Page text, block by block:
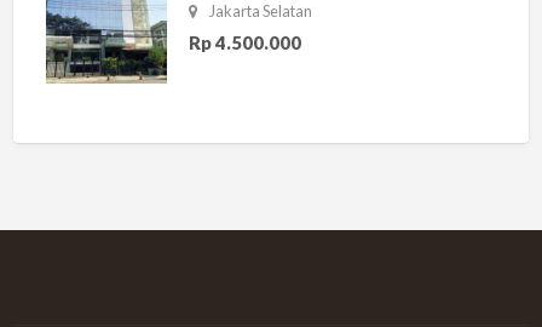
Jakarta Selatan
Rp 4.500.000